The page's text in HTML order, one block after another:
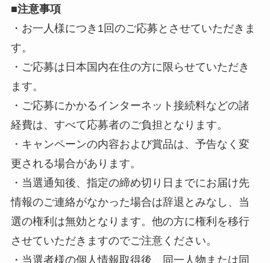
■注意事項
・お一人様につき1回のご応募とさせていただきま
す。
・ご応募は日本国内在住の方に限らせていただき
ます。
・ご応募にかかるインターネット接続料などの諸
経費は、すべて応募者のご負担となります。
・キャンペーンの内容および賞品は、予告なく変
更される場合があります。
・当選通知後、指定の締め切り日までにお届け先
情報のご連絡がなかった場合は辞退とみなし、当
選の権利は無効となります。他の方に権利を移行
させていただきますのでご注意ください。
・当選者様の個人情報取得後、同一人物または同